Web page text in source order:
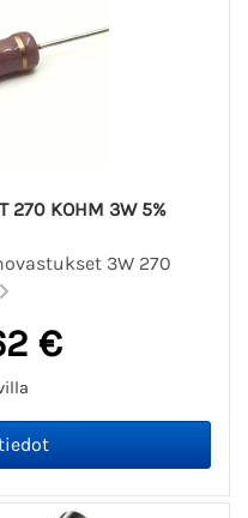
270 KOHM 3W 5%
3W 270
€